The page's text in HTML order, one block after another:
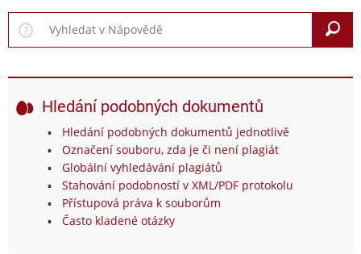
Hledání podobných dokumentů
Hledání podobných dokumentů jednotlivě
Označení souboru, zda je či není plagiát
Globální vyhledávání plagiátů
Stahování podobností v XML/PDF protokolu
Přístupová práva k souborům
Často kladené otázky